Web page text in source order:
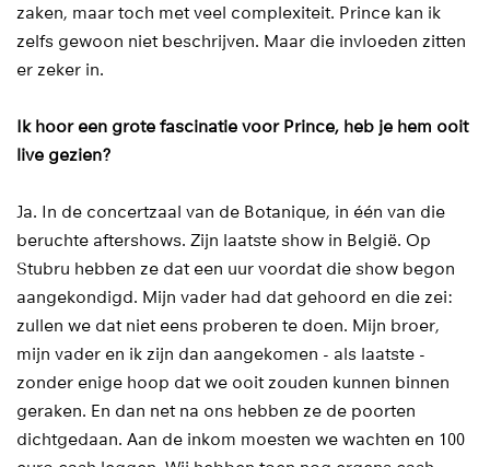
zaken, maar toch met veel complexiteit. Prince kan ik
zelfs gewoon niet beschrijven. Maar die invloeden zitten
er zeker in.
Ik hoor een grote fascinatie voor Prince, heb je hem ooit
live gezien?
Ja. In de concertzaal van de Botanique, in één van die
beruchte aftershows. Zijn laatste show in België. Op
Stubru hebben ze dat een uur voordat die show begon
aangekondigd. Mijn vader had dat gehoord en die zei:
zullen we dat niet eens proberen te doen. Mijn broer,
mijn vader en ik zijn dan aangekomen - als laatste -
zonder enige hoop dat we ooit zouden kunnen binnen
geraken. En dan net na ons hebben ze de poorten
dichtgedaan. Aan de inkom moesten we wachten en 100